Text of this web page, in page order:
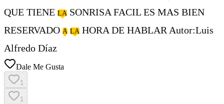
QUE TIENE LA SONRISA FACIL ES MAS BIEN
RESERVADO A LA HORA DE HABLAR Autor:Luis
Alfredo Díaz
Dale Me Gusta
1
1